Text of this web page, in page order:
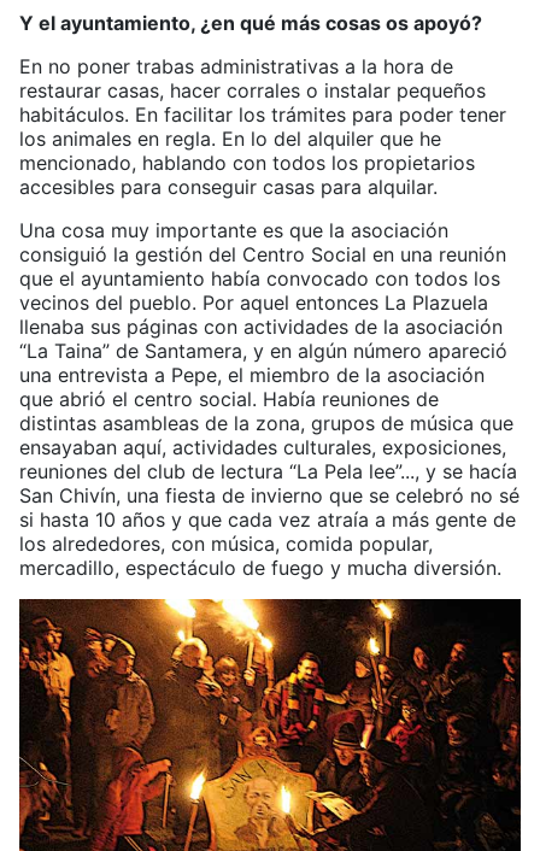
Y el ayuntamiento, ¿en qué más cosas os apoyó?
En no poner trabas administrativas a la hora de
restaurar casas, hacer corrales o instalar pequeños
habitáculos. En facilitar los trámites para poder tener
los animales en regla. En lo del alquiler que he
mencionado, hablando con todos los propietarios
accesibles para conseguir casas para alquilar.
Una cosa muy importante es que la asociación
consiguió la gestión del Centro Social en una reunión
que el ayuntamiento había convocado con todos los
vecinos del pueblo. Por aquel entonces La Plazuela
llenaba sus páginas con actividades de la asociación
“La Taina” de Santamera, y en algún número apareció
una entrevista a Pepe, el miembro de la asociación
que abrió el centro social. Había reuniones de
distintas asambleas de la zona, grupos de música que
ensayaban aquí, actividades culturales, exposiciones,
reuniones del club de lectura “La Pela lee”..., y se hacía
San Chivín, una fiesta de invierno que se celebró no sé
si hasta 10 años y que cada vez atraía a más gente de
los alrededores, con música, comida popular,
mercadillo, espectáculo de fuego y mucha diversión.